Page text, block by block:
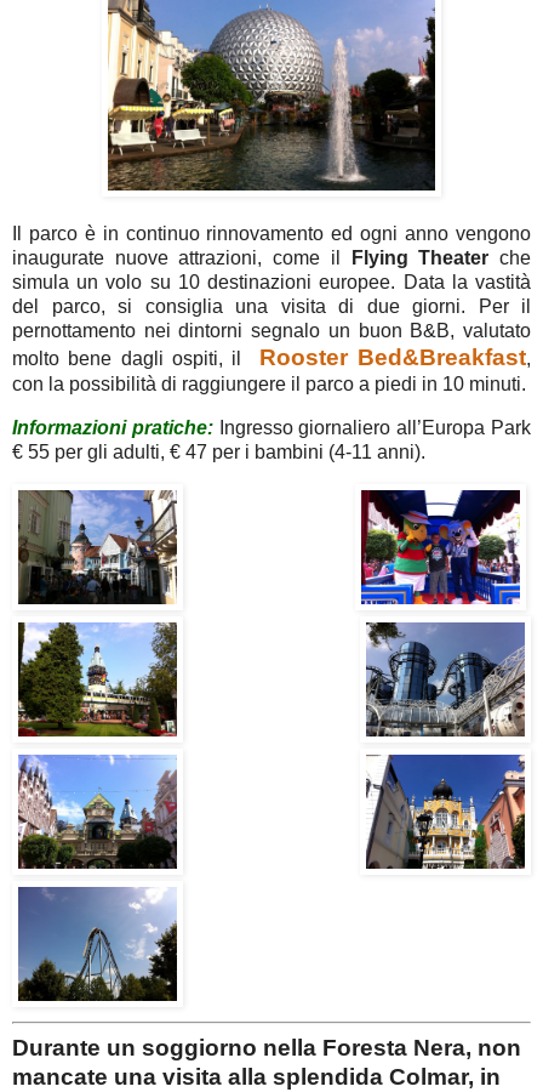
Il parco è in continuo rinnovamento ed ogni anno vengono
inaugurate nuove attrazioni, come il
Flying Theater che
simula un volo su 10 destinazioni europee. Data la vastità
del parco, si consiglia una visita di due giorni. Per il
pernottamento nei dintorni segnalo un buon B&B, valutato
molto bene dagli ospiti, il
Rooster Bed&Breakfast,
con la possibilità di raggiungere il parco a piedi in 10 minuti.
Informazioni pratiche: Ingresso giornaliero all’Europa Park
€ 55 per gli adulti, € 47 per i bambini (4-11 anni).
Durante un soggiorno nella Foresta Nera, non
mancate una visita alla splendida Colmar, in